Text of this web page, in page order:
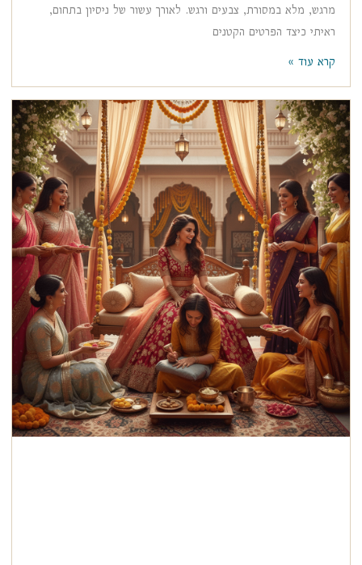
מרגש, מלא במסורת, צבעים ורגש. לאורך עשור של ניסיון בתחום,
ראיתי כיצד הפרטים הקטנים
קרא עוד »